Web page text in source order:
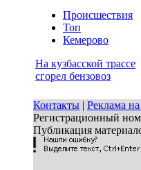
Происшествия
Топ
Кемерово
На кузбасской трассе
сгорел бензовоз
Контакты | Реклама на
Регистрационный
Публикация